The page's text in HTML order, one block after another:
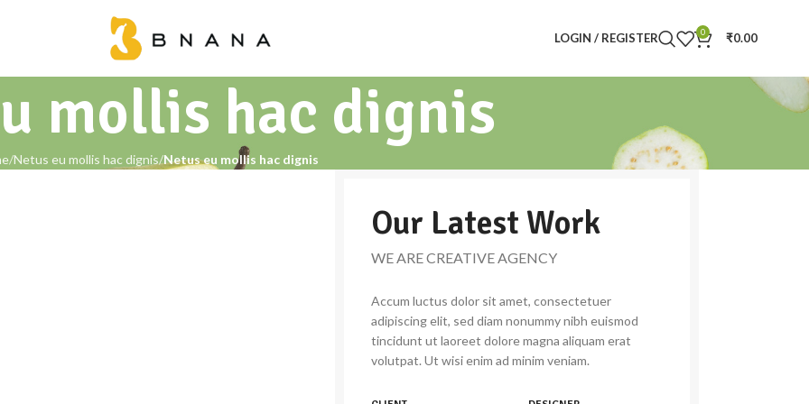
LOGIN / REGISTER 0 ₹0.00
mollis hac dignis
Netus eu mollis hac dignis Netus eu mollis hac dignis
Our Latest Work
WE ARE CREATIVE AGENCY
Accum luctus dolor sit amet, consectetuer
adipiscing elit, sed diam nonummy nibh euismod
tincidunt ut laoreet dolore magna aliquam erat
volutpat. Ut wisi enim ad minim veniam.